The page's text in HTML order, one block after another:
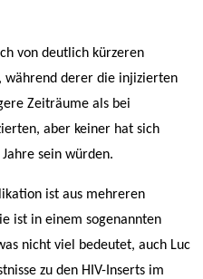
von deutlich kürzeren
während derer die injizierten
Zeiträume als bei
aber keiner hat sich
sein würden.
ist aus mehreren
ist in einem sogenannten
nicht viel bedeutet, auch Luc
zu den HIV-Inserts im